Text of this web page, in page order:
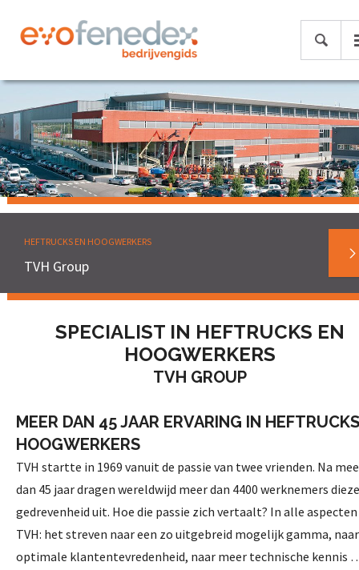
HEFTRUCKS EN HOOGWERKERS
TVH Group
SPECIALIST IN HEFTRUCKS EN
HOOGWERKERS
TVH GROUP
MEER DAN 45 JAAR ERVARING IN
HOOGWERKERS
TVH startte in 1969 vanuit de passie van twee vrienden. Na
dan 45 jaar dragen wereldwijd meer dan 4400 werknemers
gedrevenheid uit. Hoe die passie zich vertaalt? In alle
TVH: het streven naar een zo uitgebreid mogelijk gamma,
optimale klantentevredenheid, naar meer technische kennis